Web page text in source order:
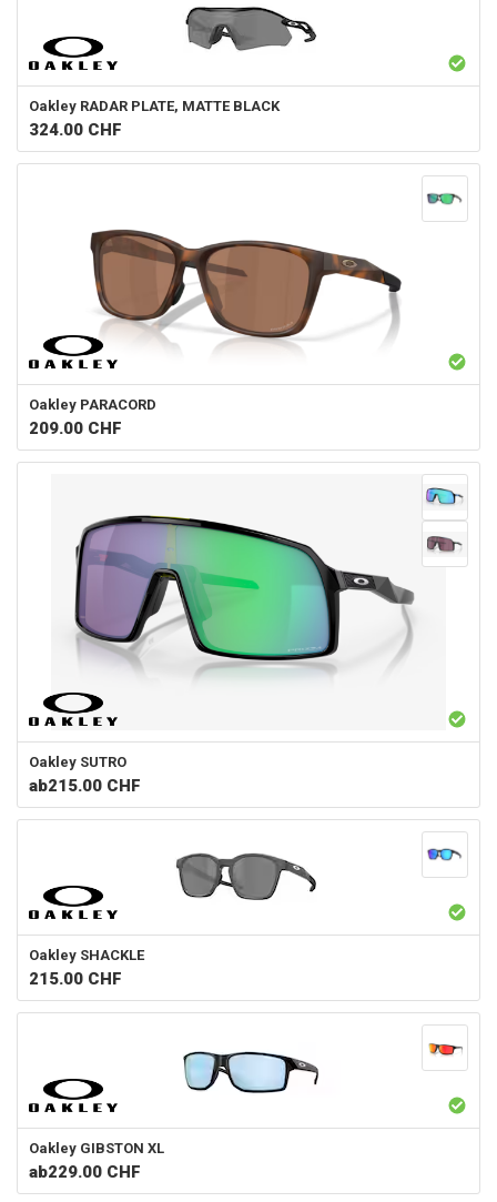
Oakley RADAR PLATE, MATTE BLACK
324.00 CHF
Oakley PARACORD
209.00 CHF
Oakley SUTRO
ab215.00 CHF
Oakley SHACKLE
215.00 CHF
Oakley GIBSTON XL
ab229.00 CHF